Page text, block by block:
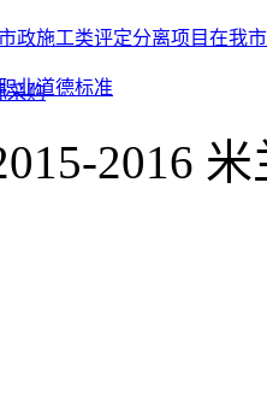
政施工类评定分离项目在我
业道德标准
采购
2016